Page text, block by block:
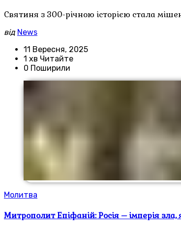
Святиня з 300-річною історією стала
від News
11 Вересня, 2025
1 хв Читайте
0 Поширили
Молитва
Митрополит Епіфаній: Росія – імперія